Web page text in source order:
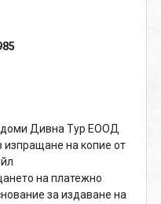
Дивна Тур ЕООД
на копие от
на платежно
за издаване на